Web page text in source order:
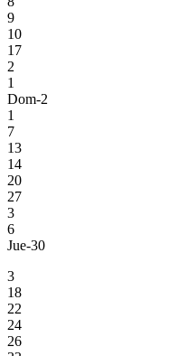
9
10
17
2
1
Dom-2
1
7
13
14
20
27
3
6
Jue-30
3
18
22
24
26